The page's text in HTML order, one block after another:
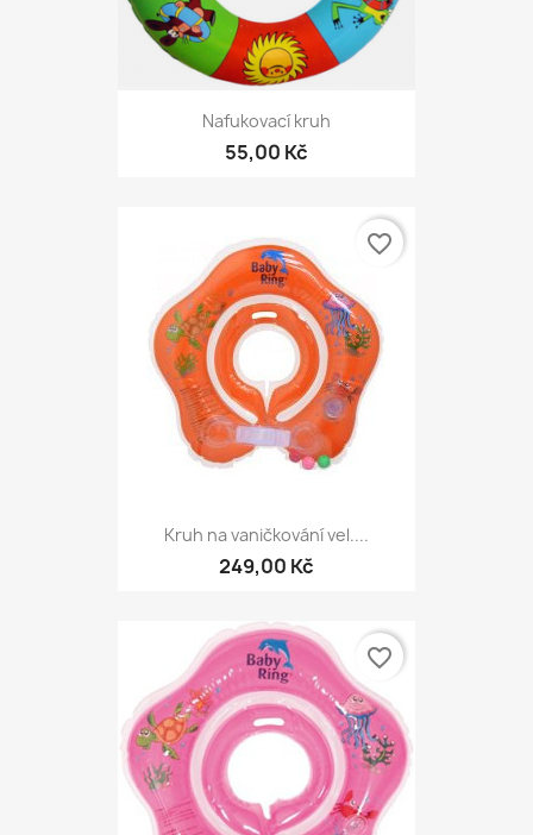
Nafukovací kruh
55,00 Kč
Kruh na vaničkování vel....
249,00 Kč
favorite_border
favorite_border